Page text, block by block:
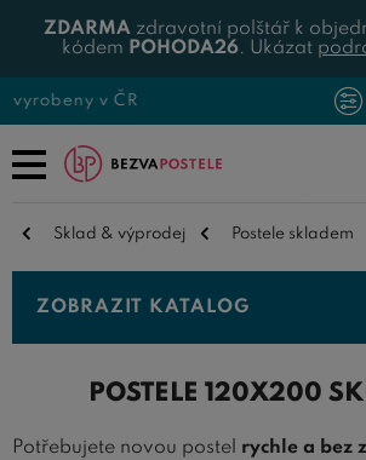
ZDARMA zdravotní polštář k
kódem POHODA26. Ukázat
Více než 500 produktů
Sklad & výprodej Postele skladem
ZOBRAZIT KATALOG
POSTELE 120X200
Potřebujete novou postel rychle a bez